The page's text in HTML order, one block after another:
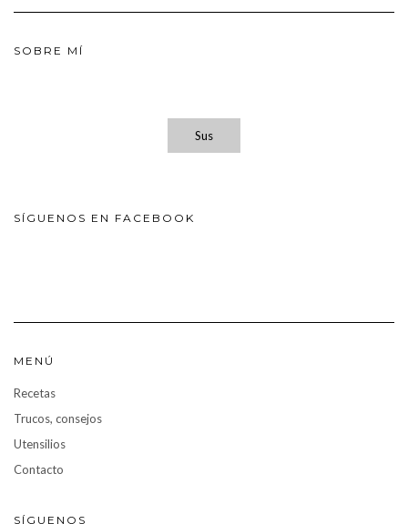
SOBRE MÍ
Sus
SÍGUENOS EN FACEBOOK
MENÚ
Recetas
Trucos, consejos
Utensilios
Contacto
SÍGUENOS